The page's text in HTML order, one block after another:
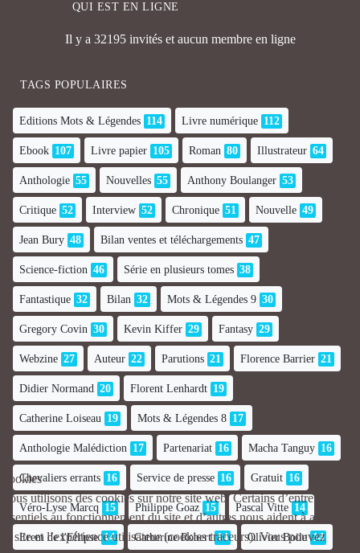
QUI EST EN LIGNE
Il y a 32195 invités et aucun membre en ligne
TAGS POPULAIRES
Editions Mots & Légendes 114 Livre numérique 112
Ebook 107 Livre papier 105 Roman 80 Illustrateur 64
Anthologie 55 Nouvelles 55 Anthony Boulanger 53
Critique 52 Interview 52 Chronique 51 Nouvelle 49
Jean Bury 48 Bilan ventes et téléchargements 47
Science-fiction 46 Série en plusieurs tomes 38
Fantastique 32 Bilan 32 Mots & Légendes 9 30
Gregory Covin 30 Kevin Kiffer 29 Fantasy 29
Webzine 27 Auteur 22 Parutions 21 Florence Barrier 21
Didier Normand 20 Florent Lenhardt 19
Catherine Loiseau 19 Mots & Légendes 8 17
Anthologie Malédiction 17 Partenariat 16 Macha Tanguy 16
Chevaliers errants 16 Service de presse 16 Gratuit 16
Véro-Lyse Marcq 15 Philippe Goaz 15 Pascal Vitte 14
Erem de l'Ellipse 14 Catherine Robert 14 Olivier Boile 14
Cookies
Nous utilisons des cookies sur notre site web. Certains d’entre eux sont
essentiels au fonctionnement du site et d’autres nous aident à améliorer
ce site et l’expérience utilisateur (cookies traceurs). Vous pouvez